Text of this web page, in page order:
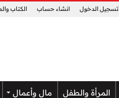
تسجيل الدخول انشاء حساب الكتاب
المرأة والطفل مال وأعمال